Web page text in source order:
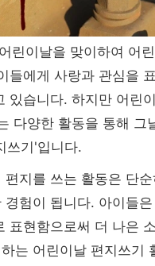
린이날을 맞이하여 어
들에게 사랑과 관심을
있습니다. 하지만 어린
다양한 활동을 통해 그
쓰기'입니다.
지를 쓰는 활동은 단
험이 됩니다. 아이들
표현함으로써 더 나은
는 어린이날 편지쓰기